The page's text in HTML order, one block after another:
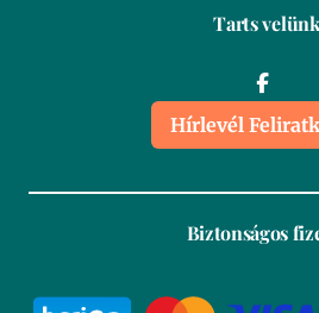
Tarts velünk
Hírlevél
Biztonságos